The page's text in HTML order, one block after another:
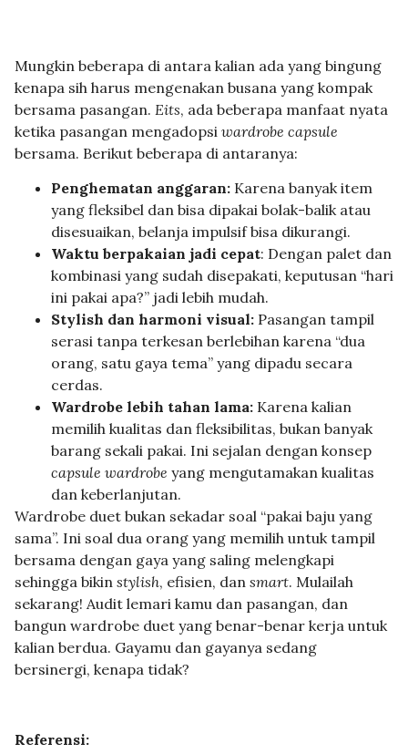
Mungkin beberapa di antara kalian ada yang bingung
kenapa sih harus mengenakan busana yang kompak
bersama pasangan. Eits, ada beberapa manfaat nyata
ketika pasangan mengadopsi wardrobe capsule
bersama. Berikut beberapa di antaranya:
Penghematan anggaran: Karena banyak item
yang fleksibel dan bisa dipakai bolak-balik atau
disesuaikan, belanja impulsif bisa dikurangi.
Waktu berpakaian jadi cepat: Dengan palet dan
kombinasi yang sudah disepakati, keputusan “hari
ini pakai apa?” jadi lebih mudah.
Stylish dan harmoni visual: Pasangan tampil
serasi tanpa terkesan berlebihan karena “dua
orang, satu gaya tema” yang dipadu secara
cerdas.
Wardrobe lebih tahan lama: Karena kalian
memilih kualitas dan fleksibilitas, bukan banyak
barang sekali pakai. Ini sejalan dengan konsep
capsule wardrobe yang mengutamakan kualitas
dan keberlanjutan.
Wardrobe duet bukan sekadar soal “pakai baju yang
sama”. Ini soal dua orang yang memilih untuk tampil
bersama dengan gaya yang saling melengkapi
sehingga bikin stylish, efisien, dan smart. Mulailah
sekarang! Audit lemari kamu dan pasangan, dan
bangun wardrobe duet yang benar-benar kerja untuk
kalian berdua. Gayamu dan gayanya sedang
bersinergi, kenapa tidak?
Referensi: